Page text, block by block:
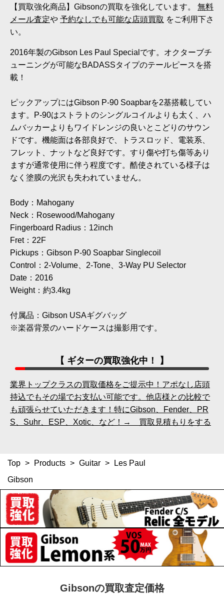
【買取強化商品】Gibsonの買取を強化しています。 無料
メール査定や 予約なしでも可能な店頭買取 をご利用下さ
い。
2016年製のGibson Les Paul Specialです。オクターブチ
ューニングが可能なBADASSタイプのテールピースを搭
載！
ピックアップにはGibson P-90 Soapbarを2基搭載してい
ます。P-90はストラトのシングルコイルよりも太く、ハ
ムバッカーよりもワイドレンジの良いとこどりのサウン
ドです。機能面は各部良好で、トラスロッド、電装系、
フレット、ナットなど良好です。すり傷や打ち傷等あり
ますが通常使用に伴う程度です。酷使されている様子は
なく塗膜の光沢も失われていません。
Body：Mahogany
Neck：Rosewood/Mahogany
Fingerboard Radius：12inch
Fret：22F
Pickups：Gibson P-90 Soapbar Singlecoil
Control：2-Volume、2-Tone、3-Way PU Selector
Date：2016
Weight：約3.4kg
付属品：Gibson USAギグバッグ
※楽器背景のハードケースは撮影用です。
【 ギターの買取強化中！ 】
業界トップクラスの買取価格をご提示中！アポなし店頭
持込でもその場でお支払い可能です。他店様との比較で
も頑張らせていただきます！特にGibson、Fender、PR
S、Suhr、ESP、Xotic、など！→ 買取見積もりをする
Top > Products > Guitar >
Les Paul
Gibson
Gibsonの買取査定価格